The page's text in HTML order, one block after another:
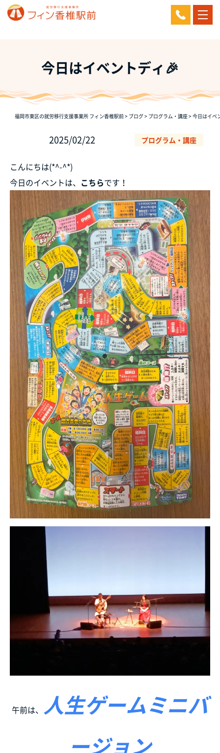
今日はイベントディ🎉
福岡市東区の就労移行支援事業所 フィン香椎駅前> ブログ> プログラム・講座> 今日はイベ
2025/02/22 プログラム・講座
こんにちは(*^-^*)
今日のイベントは、 こちらです！
午前は、 人生ゲームミニバ
ージョン